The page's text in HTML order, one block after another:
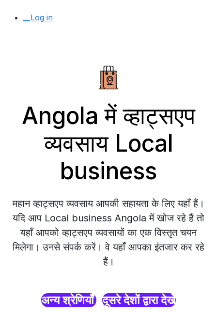
__Log in
Angola में व्हाट्सएप
व्यवसाय Local
business
महान व्हाट्सएप व्यवसाय आपकी सहायता के लिए यहाँ हैं।
यदि आप Local business Angola में खोज रहे हैं तो
यहाँ आपको व्हाट्सएप व्यवसायों का एक विस्तृत चयन
मिलेगा। उनसे संपर्क करें। वे यहाँ आपका इंतजार कर रहे
हैं।
अन्य श्रेणियाँ दूसरे देशों द्वारा देखें